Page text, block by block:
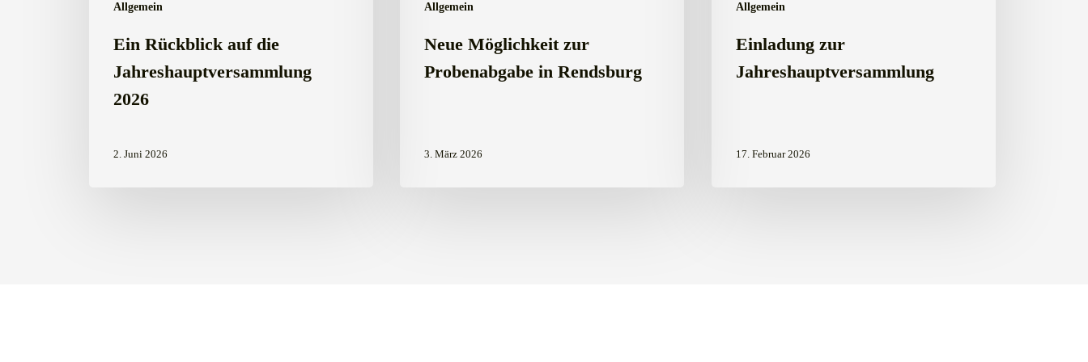
Allgemein
Ein Rückblick auf die
Jahreshauptversammlung
2026
2. Juni 2026
Allgemein
Neue Möglichkeit zur
Probenabgabe in Rendsburg
3. März 2026
Allgemein
Einladung zur
Jahreshauptversammlung
17. Februar 2026